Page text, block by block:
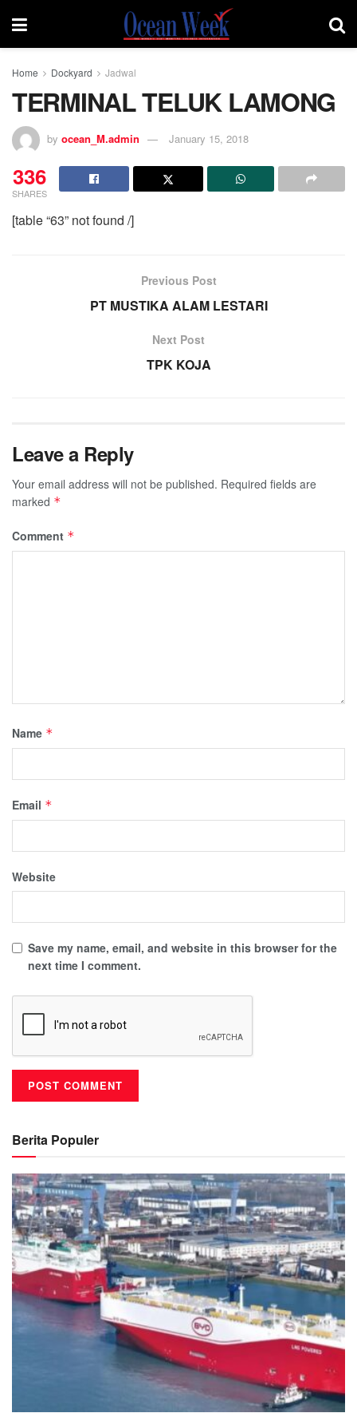
Home Dockyard Jadwal
TERMINAL TELUK LAMONG
by ocean_M.admin January 15, 2018
336
SHARES
[table “63” not found /]
Previous Post
PT MUSTIKA ALAM LESTARI
Next Post
TPK KOJA
Leave a Reply
Your email address will not be published. Required fields are
marked *
Comment *
Name *
Email *
Website
Save my name, email, and website in this browser for the
next time I comment.
Berita Populer